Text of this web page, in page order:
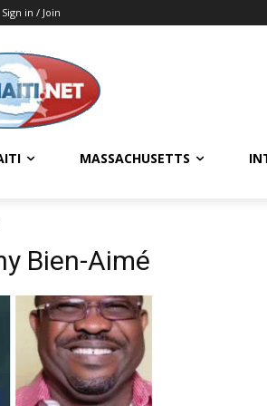
Sign in / Join
MASSACHUSETTS
Bien-Aimé